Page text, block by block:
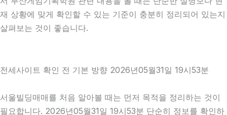
재 상황에 맞게 확인할 수 있는 기준이 충분히 정리되어 있는지
살펴보는 것이 좋습니다.
전세사이트 확인 전 기본 방향 2026년05월31일 19시53분
서울빌딩매매를 처음 알아볼 때는 먼저 목적을 정리하는 것이
필요합니다. 2026년05월31일 19시53분 단순히 정보를 확인하